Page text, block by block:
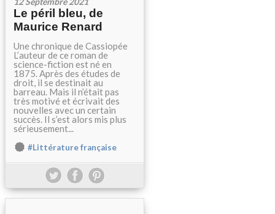
Le péril bleu, de
Maurice Renard
Une chronique de Cassiopée
L’auteur de ce roman de
science-fiction est né en
1875. Après des études de
droit, il se destinait au
barreau. Mais il n’était pas
très motivé et écrivait des
nouvelles avec un certain
succès. Il s’est alors mis plus
sérieusement...
#Littérature française